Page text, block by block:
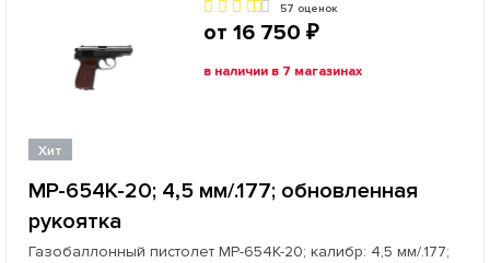
Хит
МР-654К-20; 4,5 мм/.177; обновленная
рукоятка
Газобаллонный пистолет МР-654К-20; калибр: 4,5 мм/.177;
57 оценок
от 16 750 ₽
в наличии в 7 магазинах